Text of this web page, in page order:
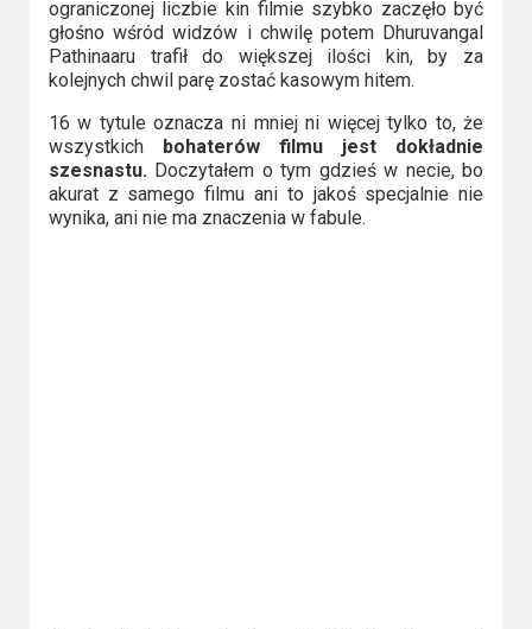
ograniczonej liczbie kin filmie szybko zaczęło być
głośno wśród widzów i chwilę potem Dhuruvangal
Pathinaaru trafił do większej ilości kin, by za
kolejnych chwil parę zostać kasowym hitem.
16 w tytule oznacza ni mniej ni więcej tylko to, że
wszystkich bohaterów filmu jest dokładnie
szesnastu.Doczytałem o tym gdzieś w necie, bo
akurat z samego filmu ani to jakoś specjalnie nie
wynika, ani nie ma znaczenia w fabule.